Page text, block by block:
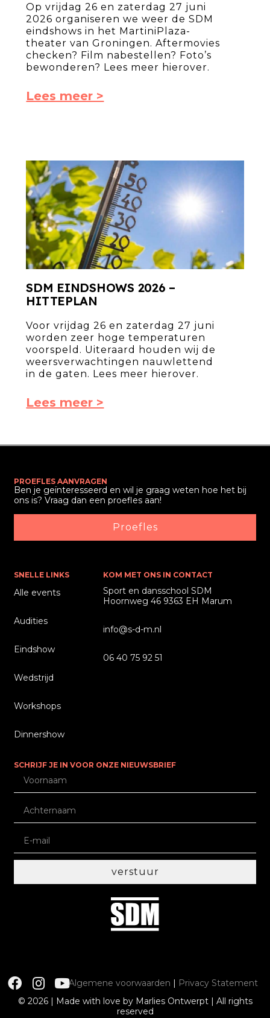
Op vrijdag 26 en zaterdag 27 juni
2026 organiseren we weer de SDM
eindshows in het MartiniPlaza-
theater van Groningen. Aftermovies
checken? Film nabestellen? Foto’s
bewonderen? Lees meer hierover.
Lees meer >
SDM EINDSHOWS 2026 –
HITTEPLAN
Voor vrijdag 26 en zaterdag 27 juni
worden zeer hoge temperaturen
voorspeld. Uiteraard houden wij de
weersverwachtingen nauwlettend
in de gaten. Lees meer hierover.
Lees meer >
PROEFLES AANVRAGEN
Ben je geïnteresseerd en wil je graag weten hoe het bij
ons is? Vraag dan een proefles aan!
Proefles
SNELLE LINKS
Alle events
Audities
Eindshow
Wedstrijd
Workshops
Dinnershow
KOM MET ONS IN CONTACT
Sport en dansschool SDM
Hoornweg 46 9363 EH Marum
info@s-d-m.nl
06 40 75 92 51
SCHRIJF JE IN VOOR ONZE NIEUWSBRIEF
verstuur
Algemene voorwaarden | Privacy Statement
© 2026 | Made with love by Marlies Ontwerpt | All rights
reserved